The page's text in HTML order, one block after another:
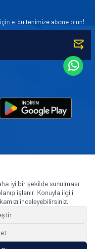
e-bültenimize abone olun!
of or licensed to The Goodyear
by Basbug Group Company,
& Rubber Company.
iyi bir şekilde sunulması
işlenir. Konuyla ilgili
inceleyebilirsiniz.